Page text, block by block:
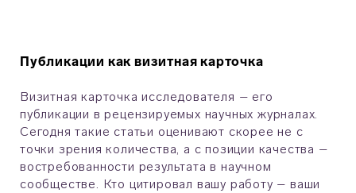
Публикации как визитная карточка
Визитная карточка исследователя – его
публикации в рецензируемых научных журналах.
Сегодня такие статьи оценивают скорее не с
точки зрения количества, а с позиции качества –
востребованности результата в научном
сообществе. Кто цитировал вашу работу – ваши